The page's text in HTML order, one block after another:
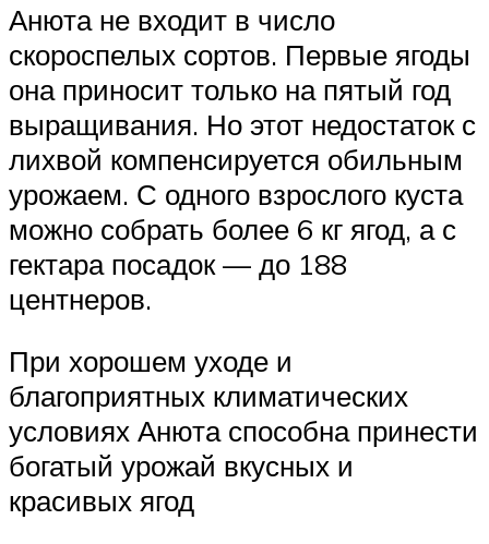
Анюта не входит в число
скороспелых сортов. Первые ягоды
она приносит только на пятый год
выращивания. Но этот недостаток с
лихвой компенсируется обильным
урожаем. С одного взрослого куста
можно собрать более 6 кг ягод, а с
гектара посадок — до 188
центнеров.
При хорошем уходе и
благоприятных климатических
условиях Анюта способна принести
богатый урожай вкусных и
красивых ягод